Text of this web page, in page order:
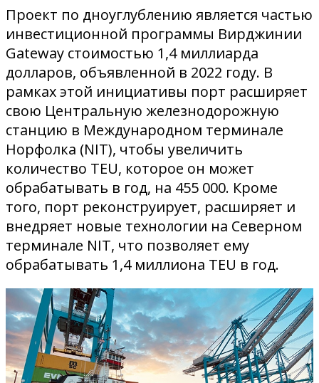
Проект по дноуглублению является частью
инвестиционной программы Вирджинии
Gateway стоимостью 1,4 миллиарда
долларов, объявленной в 2022 году. В
рамках этой инициативы порт расширяет
свою Центральную железнодорожную
станцию в Международном терминале
Норфолка (NIT), чтобы увеличить
количество TEU, которое он может
обрабатывать в год, на 455 000. Кроме
того, порт реконструирует, расширяет и
внедряет новые технологии на Северном
терминале NIT, что позволяет ему
обрабатывать 1,4 миллиона TEU в год.